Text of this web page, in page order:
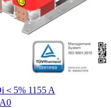
5% 1155 A